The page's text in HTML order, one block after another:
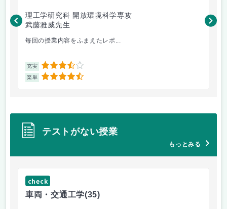
理工学研究科 開放環境科学専攻
武藤雅威先生
毎回の授業内容をふまえたレポ...
充実 3.5
楽単 4.5
高
テストがない授業
もっとみる
check
車両・交通工学(35)